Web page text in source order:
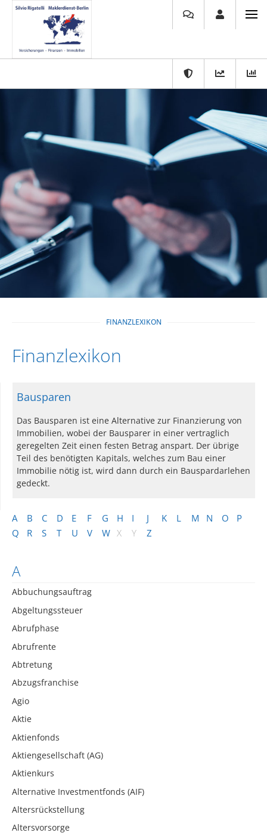
FINANZLEXIKON
Finanzlexikon
A B C D E F G H I J K L M N O
P
Q
R S T U V W X Y Z
A
Abbuchungsauftrag
Abgeltungssteuer
Abrufphase
Abrufrente
Abtretung
Abzugsfranchise
Agio
Aktie
Aktienfonds
Aktiengesellschaft (AG)
Aktienkurs
Alternative Investmentfonds (AIF)
Altersrückstellung
Altersvorsorge
Bausparen
Das Bausparen ist eine Alternative zur Finanzierung von
Immobilien, wobei der Bausparer in einer vertraglich
geregelten Zeit einen festen Betrag anspart. Der übrige
Teil des benötigten Kapitals, welches zum Bau einer
Immobilie nötig ist, wird dann durch ein Bauspardarlehen
gedeckt.